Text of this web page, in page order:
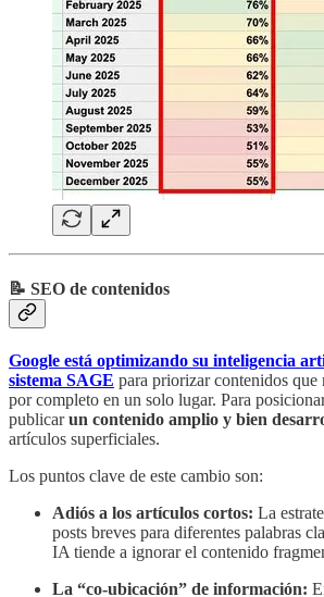
📝 SEO de contenidos
Google está optimizando su inteligencia
sistema SAGE para priorizar contenidos que
por completo en un solo lugar. Para
publicarun contenido amplio y bien
artículos superficiales.
Los puntos clave de este cambio son:
Adiós a los artículos cortos: La
posts breves para diferentes palabras
IA tiende a ignorar el contenido
La “co-ubicación” de información: